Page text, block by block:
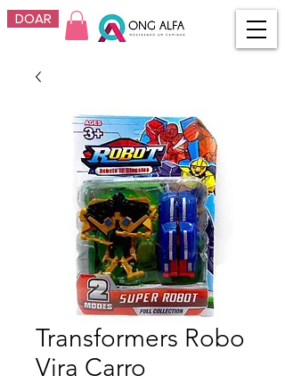
DOAR
Transformers Robo
Vira Carro